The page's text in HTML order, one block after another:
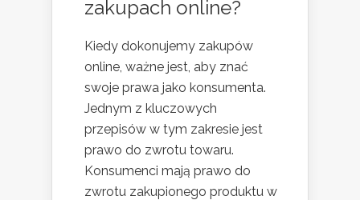
zakupach online?
Kiedy dokonujemy zakupów
online, ważne jest, aby znać
swoje prawa jako konsumenta.
Jednym z kluczowych
przepisów w tym zakresie jest
prawo do zwrotu towaru.
Konsumenci mają prawo do
zwrotu zakupionego produktu w